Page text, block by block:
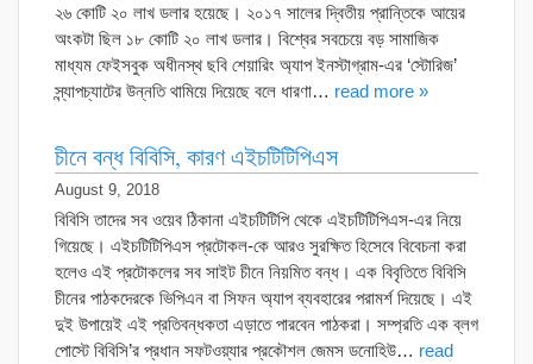
২৬ কোটি ২০ লাখ ডলার হয়েছে। ২০১৭ সালের দ্বিতীয় প্রান্তিকে আয়ের
অংকটা ছিল ১৮ কোটি ২০ লাখ ডলার। বিশ্বের সবচেয়ে বড় সামাজিক
মাধ্যম ফেইসবুক অধীনস্থ ছবি শেয়ারিং অ্যাপ ইনস্টাগ্রাম-এর ‘স্টোরিজ’
স্ন্যাপচ্যাটের উন্নতি থামিয়ে দিয়েছে বলে ধারণা… read more »
চীনে বন্ধ বিবিসি, কারণ এইচটিটিপিএস
August 9, 2018
বিবিসি তাদের সব ওয়েব ঠিকানা এইচটিটিপি থেকে এইচটিটিপিএস-এর নিয়ে
গিয়েছে। এইচটিটিপিএস প্রটোকল-কে আরও সুরক্ষিত হিসেবে বিবেচনা করা
হলেও এই প্রটোকলের সব সাইট চীনে নিয়মিত বন্ধ। এক বিবৃতিতে বিবিসি
চীনের পাঠকদেরকে ভিপিএন বা সিফন অ্যাপ ব্যবহারের পরামর্শ দিয়েছে। এই
দুই উপায়েই এই প্রতিবন্ধকতা এড়াতে পারবেন পাঠকরা। সম্প্রতি এক ব্লগ
পোস্টে বিবিসি’র প্রধান সফটওয়্যার প্রকৌশল জেমস ডনোহিউ… read